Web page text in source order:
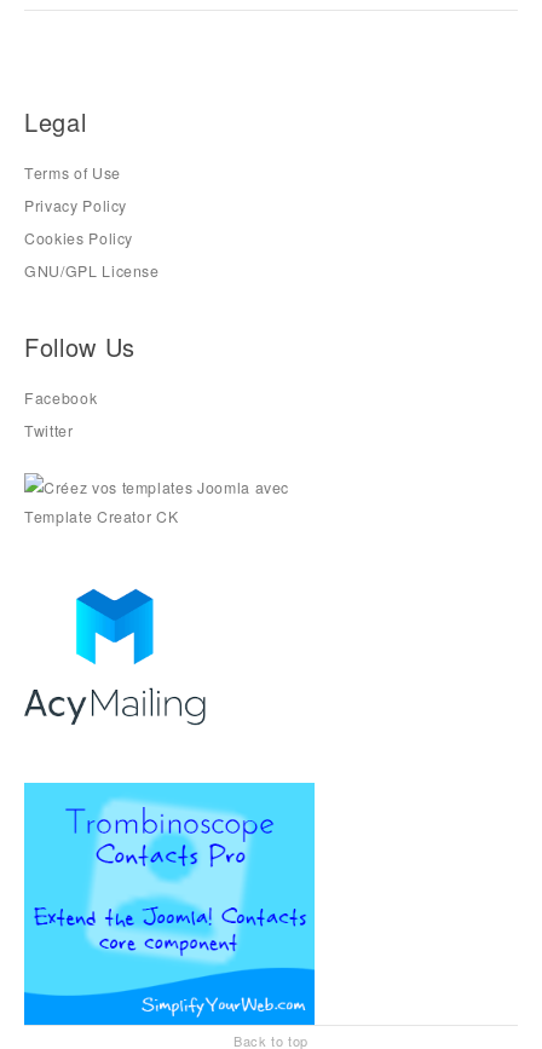
Legal
Terms of Use
Privacy Policy
Cookies Policy
GNU/GPL License
Follow Us
Facebook
Twitter
Back to top